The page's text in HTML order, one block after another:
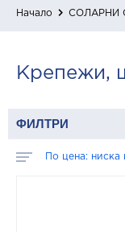
Начало СОЛАРНИ
Крепежи,
ФИЛТРИ
По цена: ниска